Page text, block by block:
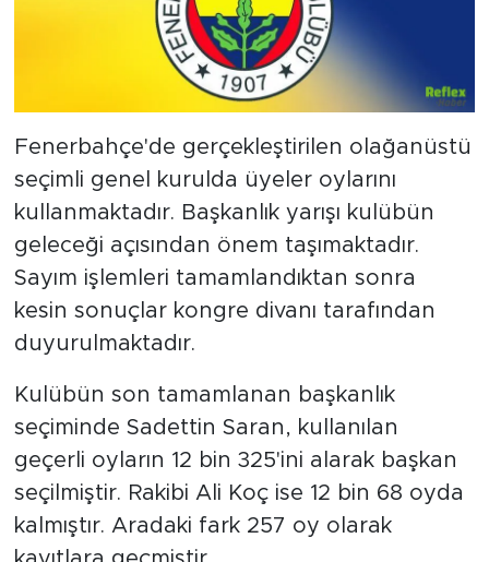
Fenerbahçe'de gerçekleştirilen olağanüstü
seçimli genel kurulda üyeler oylarını
kullanmaktadır. Başkanlık yarışı kulübün
geleceği açısından önem taşımaktadır.
Sayım işlemleri tamamlandıktan sonra
kesin sonuçlar kongre divanı tarafından
duyurulmaktadır.
Kulübün son tamamlanan başkanlık
seçiminde Sadettin Saran, kullanılan
geçerli oyların 12 bin 325'ini alarak başkan
seçilmiştir. Rakibi Ali Koç ise 12 bin 68 oyda
kalmıştır. Aradaki fark 257 oy olarak